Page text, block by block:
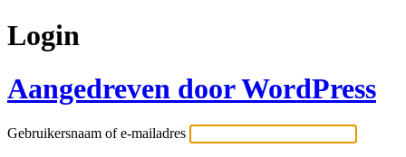
Login
Aangedreven door WordPress
Gebruikersnaam of e-mailadres